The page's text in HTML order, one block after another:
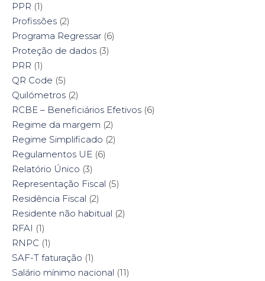
PPR (1)
Profissões (2)
Programa Regressar (6)
Proteção de dados (3)
PRR (1)
QR Code (5)
Quilómetros (2)
RCBE – Beneficiários Efetivos (6)
Regime da margem (2)
Regime Simplificado (2)
Regulamentos UE (6)
Relatório Único (3)
Representação Fiscal (5)
Residência Fiscal (2)
Residente não habitual (2)
RFAI (1)
RNPC (1)
SAF-T faturação (1)
Salário mínimo nacional (11)